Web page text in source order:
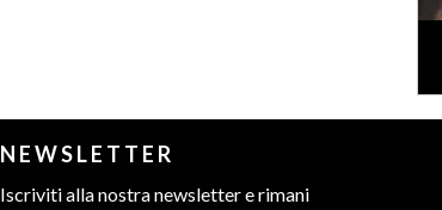
NEWSLETTER
Iscriviti alla nostra newsletter e rimani